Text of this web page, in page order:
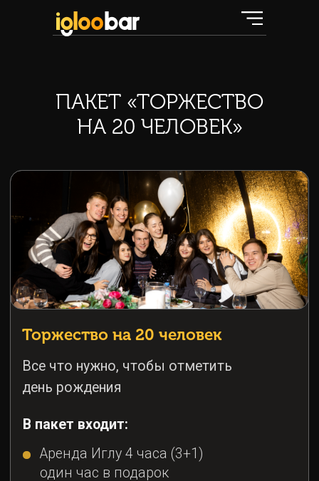
НА 20 ЧЕЛОВЕК»
Все что нужно, чтобы отметить
день рождения
Торжество на 20 человек
В пакет входит:
один час в подарок
Пробковый сбор свой алкоголь
без ограничений
Заказ по меню на 30 000 ₽
Украшение иглу шарами (латекс)
Сервировка на 20 чел.